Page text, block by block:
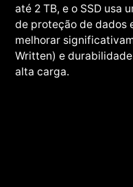
até 2 TB, e o SSD usa
de proteção de dados
melhorar
Written) e
alta carga.